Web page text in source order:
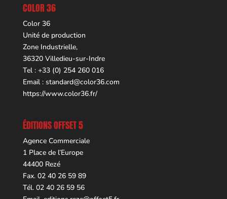
COLOR 36
Color 36
Unité de production
Zone Industrielle,
36320 Villedieu-sur-Indre
Tel : +33 (0) 254 260 016
Email : standard@color36.com
https://www.color36.fr/
ÉDITIONS OFFSET 5
Agence Commerciale
1 Place de l’Europe
44400 Rezé
Fax. 02 40 26 59 89
Tél. 02 40 26 59 56